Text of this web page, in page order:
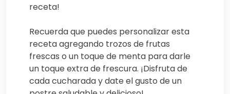
receta!
Recuerda que puedes personalizar esta
receta agregando trozos de frutas
frescas o un toque de menta para darle
un toque extra de frescura. ¡Disfruta de
cada cucharada y date el gusto de un